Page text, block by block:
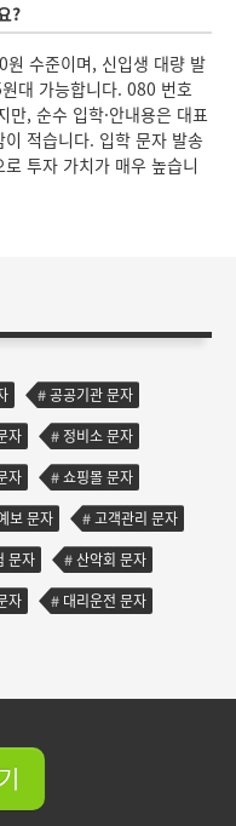
?
수준이며, 신입생 대량 발
대 가능합니다. 080 번호
, 순수 입학·안내용은 대표
적습니다. 입학 문자 발송
투자 가치가 매우 높습니
공공기관 문자
자
정비소 문자
자
쇼핑몰 문자
보 문자
고객관리 문자
문자
산악회 문자
자
대리운전 문자